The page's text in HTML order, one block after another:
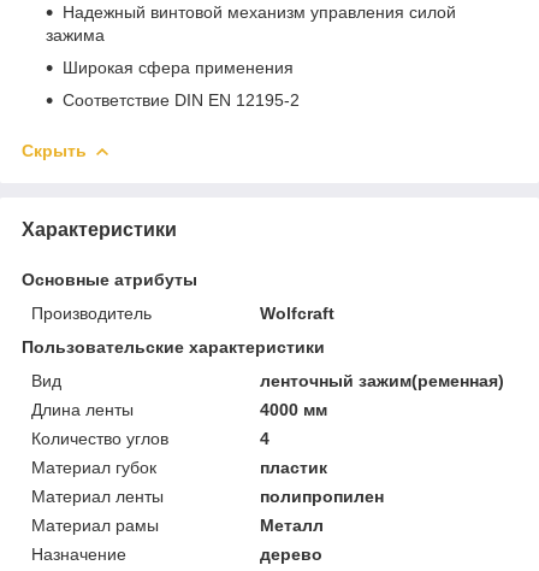
Надежный винтовой механизм управления силой
зажима
Широкая сфера применения
Соответствие DIN EN 12195-2
Скрыть
Характеристики
Основные атрибуты
Производитель
Wolfcraft
Пользовательские характеристики
Вид
ленточный зажим(ременная)
Длина ленты
4000 мм
Количество углов
4
Материал губок
пластик
Материал ленты
полипропилен
Материал рамы
Металл
Назначение
дерево